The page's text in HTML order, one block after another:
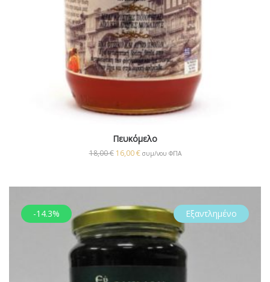
Πευκόμελο
18,00€ 16,00€ συμ/νου ΦΠΑ
-14.3% Εξαντλημένο